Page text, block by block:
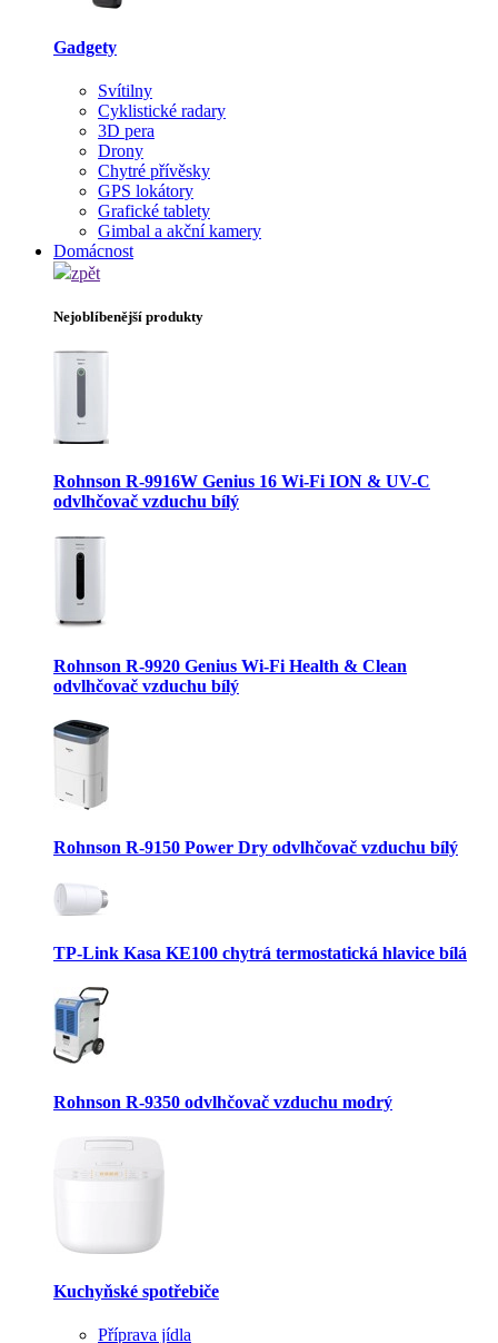
Gadgety
Svítilny
Cyklistické radary
3D pera
Drony
Chytré přívěsky
GPS lokátory
Grafické tablety
Gimbal a akční kamery
Domácnost
zpět
Nejoblíbenější produkty
Rohnson R-9916W Genius 16 Wi-Fi ION & UV-C
odvlhčovač vzduchu bílý
Rohnson R-9920 Genius Wi-Fi Health & Clean
odvlhčovač vzduchu bílý
Rohnson R-9150 Power Dry odvlhčovač vzduchu bílý
TP-Link Kasa KE100 chytrá termostatická hlavice bílá
Rohnson R-9350 odvlhčovač vzduchu modrý
Kuchyňské spotřebiče
Příprava jídla